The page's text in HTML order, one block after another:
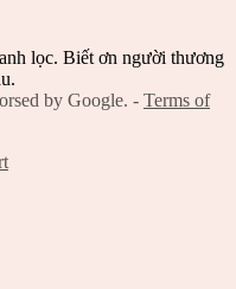
lọc. Biết ơn người thương
by Google. - Terms of